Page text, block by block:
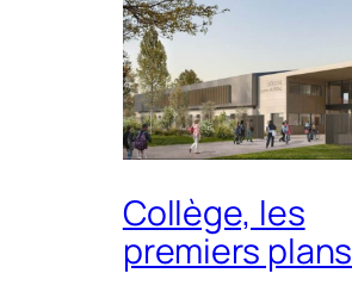
Collège, les
premiers plans